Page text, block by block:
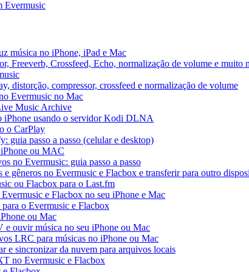
Evermusic
música no iPhone, iPad e Mac
Freeverb, Crossfeed, Echo, normalização de volume e muito
distorção, compressor, crossfeed e normalização de volume
Evermusic no Mac
Music Archive
usando o servidor Kodi DLNA
o CarPlay
guia passo a passo (celular e desktop)
iPhone ou MAC
no Evermusic: guia passo a passo
gêneros no Evermusic e Flacbox e transferir para outro
ou Flacbox para o Last.fm
e Flacbox no seu iPhone e Mac
o Evermusic e Flacbox
ou Mac
e ouvir música no seu iPhone ou Mac
LRC para músicas no iPhone ou Mac
e sincronizar da nuvem para arquivos locais
no Evermusic e Flacbox